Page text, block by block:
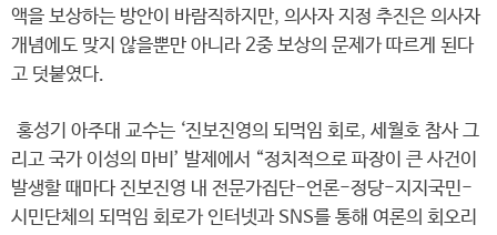
액을 보상하는 방안이 바람직하지만, 의사자 지정 추진은 의사자
개념에도 맞지 않을뿐만 아니라 2중 보상의 문제가 따르게 된다
고 덧붙였다.
홍성기 아주대 교수는 ‘진보진영의 되먹임 회로, 세월호 참사 그
리고 국가 이성의 마비’ 발제에서 “정치적으로 파장이 큰 사건이
발생할 때마다 진보진영 내 전문가집단-언론-정당-지지국민-
시민단체의 되먹임 회로가 인터넷과 SNS를 통해 여론의 회오리